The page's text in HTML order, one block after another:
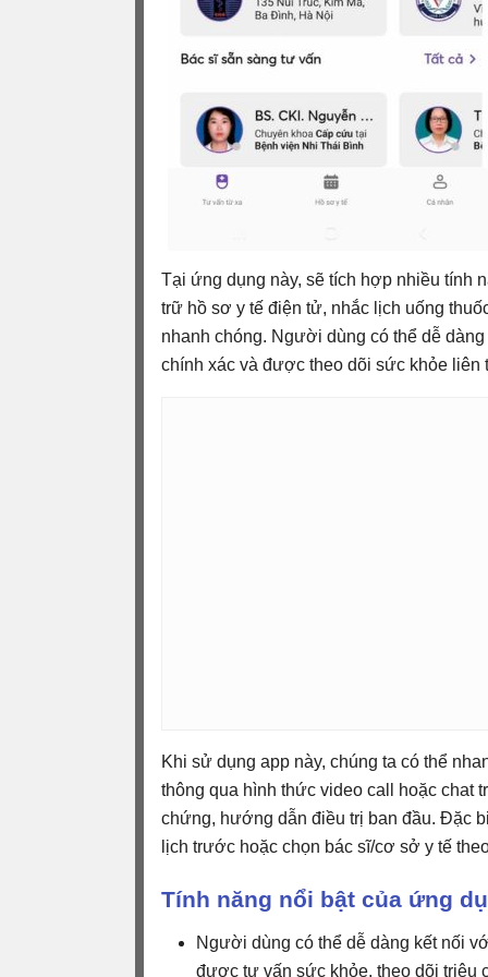
Tại ứng dụng này, sẽ tích hợp nhiều tính
trữ hồ sơ y tế điện tử, nhắc lịch uống
nhanh chóng. Người dùng có thể dễ
chính xác và được theo dõi sức khỏe liên
Khi sử dụng app này, chúng ta có thể
thông qua hình thức video call hoặc chat
chứng, hướng dẫn điều trị ban đầu. Đặc
lịch trước hoặc chọn bác sĩ/cơ sở y tế
Tính năng nổi bật của ứng
Người dùng có thể dễ dàng kết nối
được tư vấn sức khỏe, theo dõi triệu